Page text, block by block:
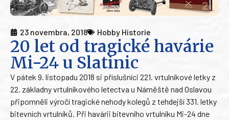
23 novembra, 2018 Hobby Historie
20 let od tragické havárie
Mi-24 u Slatinic
V pátek 9. listopadu 2018 si příslušníci 221. vrtulníkové letky z
22. základny vrtulníkového letectva u Náměště nad Oslavou
připomněli výročí tragické nehody kolegů z tehdejší 331. letky
bitevních vrtulníků. Při havárii bitevního vrtulníku Mi-24 dne